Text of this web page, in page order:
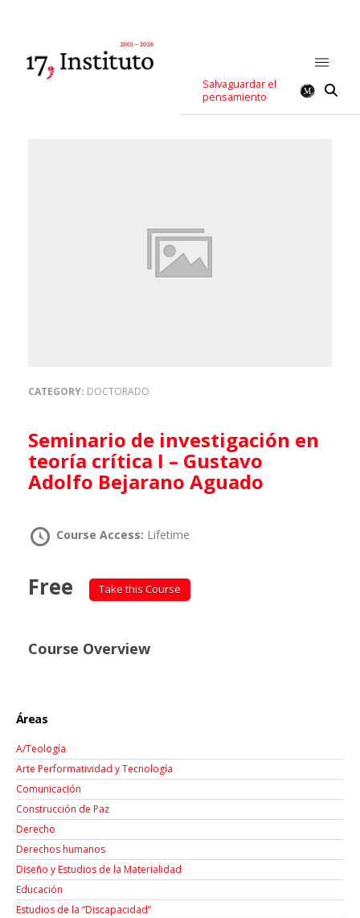
Salvaguardar el
pensamiento
CATEGORY: DOCTORADO
Seminario de investigación en
teoría crítica I – Gustavo
Adolfo Bejarano Aguado
Course Access: Lifetime
Free Take this Course
Course Overview
Áreas
A/Teología
Arte Performatividad y Tecnología
Comunicación
Construcción de Paz
Derecho
Derechos humanos
Diseño y Estudios de la Materialidad
Educación
Estudios de la “Discapacidad”